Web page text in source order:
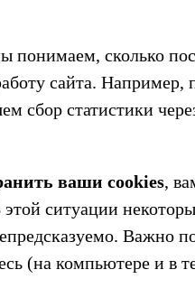
сколько
сайта. Например,
статистики
ваши cookies,
ситуации
Важно
(на компьютере и в